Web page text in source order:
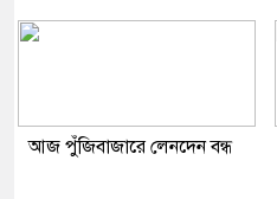
আজ পুঁজিবাজারে লেনদেন বন্ধ